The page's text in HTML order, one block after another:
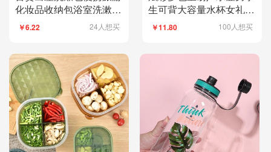
化妆品收纳包浴室洗漱用
品收纳包套装批发
￥6.22 24人想买
生可背大容量水杯女礼物
时尚创意潮流运动
￥11.80 100人想买